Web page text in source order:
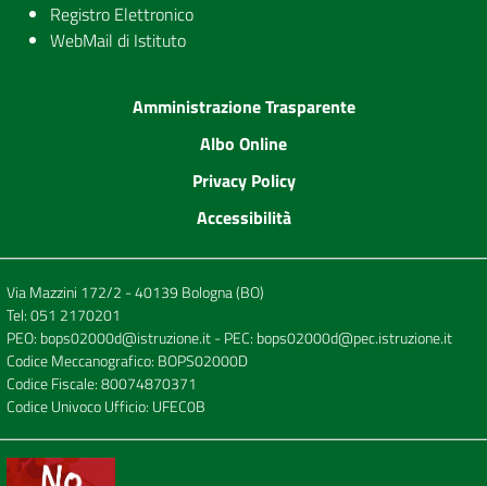
Registro Elettronico
WebMail di Istituto
Amministrazione Trasparente
Albo Online
Privacy Policy
Accessibilità
Via Mazzini 172/2 - 40139 Bologna (BO)
Tel:051 2170201
PEO: bops02000d@istruzione.it- PEC: bops02000d@pec.istruzione.it
Codice Meccanografico: BOPS02000D
Codice Fiscale: 80074870371
Codice Univoco Ufficio: UFEC0B